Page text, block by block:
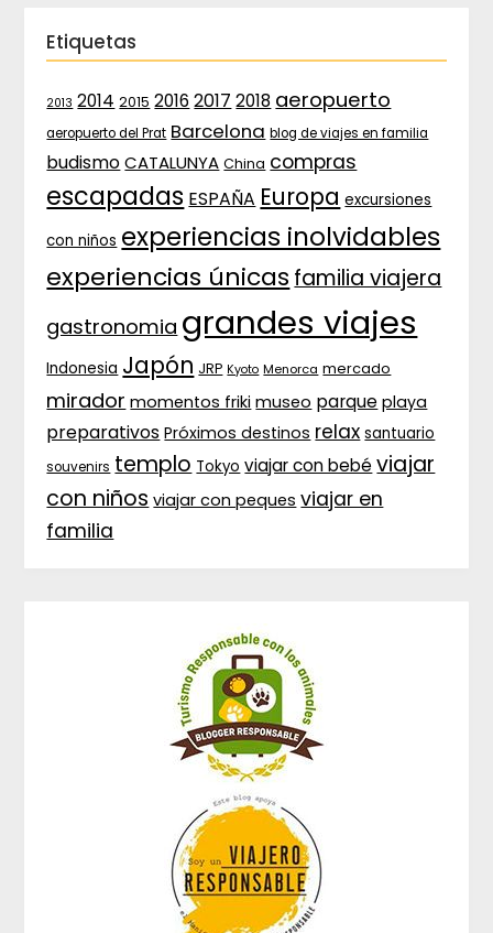
Etiquetas
2013 2014 2015 2016 2017 2018 aeropuerto
aeropuerto del Prat Barcelona blog de viajes en familia
budismo CATALUNYA China compras
escapadas ESPAÑA Europa excursiones
con niños experiencias inolvidables
experiencias únicas familia viajera
gastronomia grandes viajes
Indonesia Japón JRP Kyoto Menorca mercado
mirador momentos friki museo parque playa
preparativos Próximos destinos relax santuario
souvenirs templo Tokyo viajar con bebé viajar
con niños viajar con peques viajar en
familia